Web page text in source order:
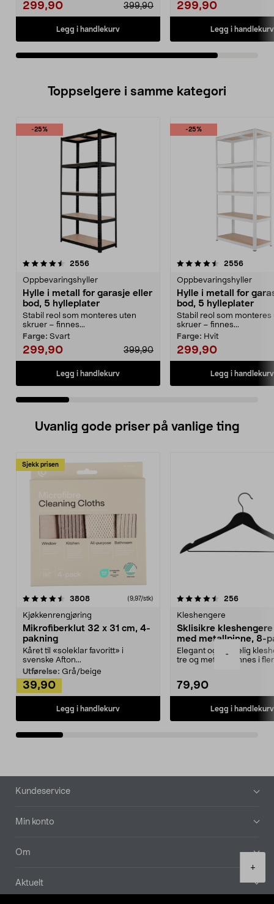
-
+
399,90
299,90
Legg i handlekurv
299,90
Legg i handlekurv
Toppselgere i samme kategori
-25%
2556anmeldelser
Oppbevaringshyller
Hylle i metall for garasje eller
bod, 5 hylleplater
Stabil reol som monteres uten
skruer – finnes...
Farge: Svart
299,90 399,90
Legg i handlekurv
-25%
4.5 av 5 stjerner 2556
Oppbevaringshyller
Hylle i metall for
bod, 5 hylleplater
Stabil reol som monteres
skruer – finnes...
Farge: Hvit
299,90
Legg i handlekurv
4.0 av 5 stjerner
Uvanlig gode priser på vanlige ting
Sjekk prisen
3808anmeldelser(9,97/stk)
Kjøkkenrengjøring
Mikrofiberklut 32 x 31 cm, 4-
pakning
Kåret til «soleklar favoritt» i
svenske Afton...
Utførelse: Grå/beige
39,90
Legg i handlekurv
4.5av 5 stjerner 256
Kleshengere
Sklisikre
med metallpinne, 8-
Elegant og skikkelig
tre og metall – finnes i
79,90
Legg i handlekurv
4.5av 5 stjerner
Bunntekst
Kundeservice
Min konto
Om
Aktuelt